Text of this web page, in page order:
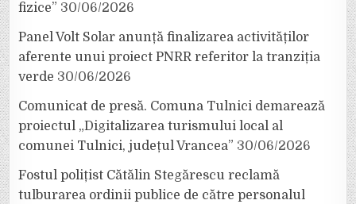
fizice” 30/06/2026
Panel Volt Solar anunță finalizarea activităților
aferente unui proiect PNRR referitor la tranziția
verde 30/06/2026
Comunicat de presă. Comuna Tulnici demarează
proiectul „Digitalizarea turismului local al
comunei Tulnici, județul Vrancea” 30/06/2026
Fostul polițist Cătălin Stegărescu reclamă
tulburarea ordinii publice de către personalul